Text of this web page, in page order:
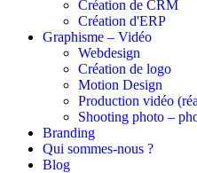
Création de CRM
Création d'ERP
Graphisme – Vidéo
Webdesign
Création de logo
Motion Design
Production vidéo
Shooting photo –
Branding
Qui sommes-nous ?
Blog